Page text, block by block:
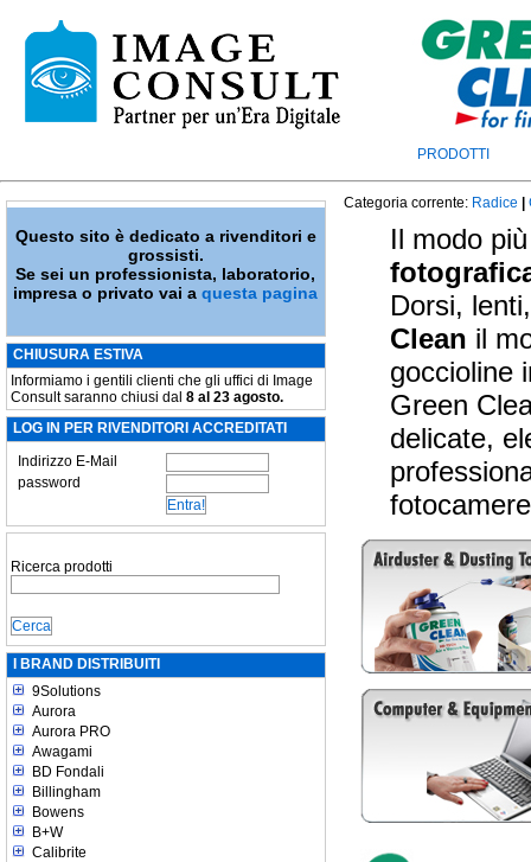
PRODOTTI
Questo sito è dedicato a rivenditori e
grossisti.
Se sei un professionista, laboratorio,
impresa o privato vai aquesta pagina
CHIUSURA ESTIVA
Informiamo i gentili clienti che gli uffici di Image
Consult saranno chiusi dal 8 al 23 agosto.
LOG IN PER RIVENDITORI ACCREDITATI
Indirizzo E-Mail
password
Ricerca prodotti
I BRAND DISTRIBUITI
9Solutions
Aurora
Aurora PRO
Awagami
BD Fondali
Billingham
Bowens
B+W
Calibrite
Categoria corrente: Radice
Il modo
Dorsi,
Clean il
goccioline
Green
delicate,